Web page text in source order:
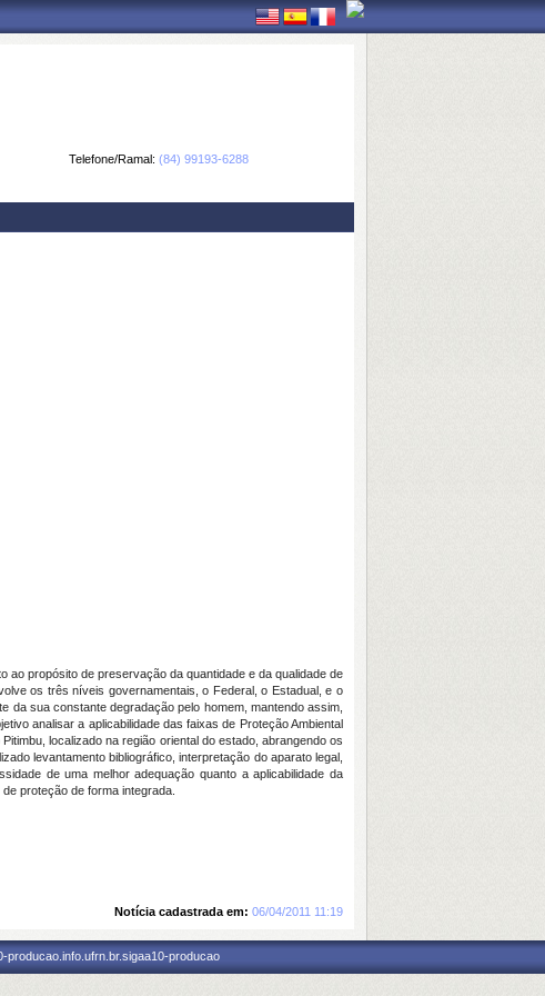
Telefone/Ramal: (84) 99193-6288
ao propósito de preservação da quantidade e da qualidade de
os três níveis governamentais, o Federal, o Estadual, e o
sua constante degradação pelo homem, mantendo assim,
analisar a aplicabilidade das faixas de Proteção Ambiental
localizado na região oriental do estado, abrangendo os
levantamento bibliográfico, interpretação do aparato legal,
de uma melhor adequação quanto a aplicabilidade da
proteção de forma integrada.
Notícia cadastrada em: 06/04/2011 11:19
producao.info.ufrn.br.sigaa10-producao